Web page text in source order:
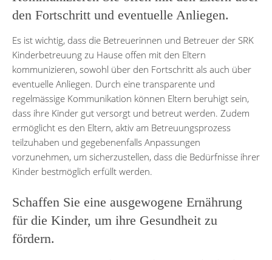
den Fortschritt und eventuelle Anliegen.
Es ist wichtig, dass die Betreuerinnen und Betreuer der SRK
Kinderbetreuung zu Hause offen mit den Eltern
kommunizieren, sowohl über den Fortschritt als auch über
eventuelle Anliegen. Durch eine transparente und
regelmässige Kommunikation können Eltern beruhigt sein,
dass ihre Kinder gut versorgt und betreut werden. Zudem
ermöglicht es den Eltern, aktiv am Betreuungsprozess
teilzuhaben und gegebenenfalls Anpassungen
vorzunehmen, um sicherzustellen, dass die Bedürfnisse ihrer
Kinder bestmöglich erfüllt werden.
Schaffen Sie eine ausgewogene Ernährung
für die Kinder, um ihre Gesundheit zu
fördern.